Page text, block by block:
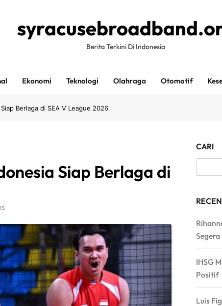
Berita Terkini Di Indonesia
Ekonomi Teknologi Olahraga Otomotif
Berlaga di SEA V League 2026
Siap Berlaga di
CARI
Segera
IHSG
Positif
Luis